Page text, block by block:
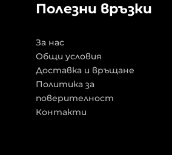
Полезни връзки
За нас
Общи условия
Доставка и връщане
Политика за
поверителност
Контакти